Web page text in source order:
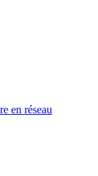
en réseau